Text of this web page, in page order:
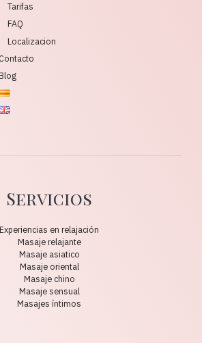
Tarifas
FAQ
Localizacion
Contacto
Servicios
Experiencias en relajación
Masaje relajante
Masaje asiatico
Masaje oriental
Masaje chino
Masaje sensual
Masajes íntimos